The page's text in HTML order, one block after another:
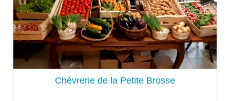
Chèvrerie de la Petite Brosse